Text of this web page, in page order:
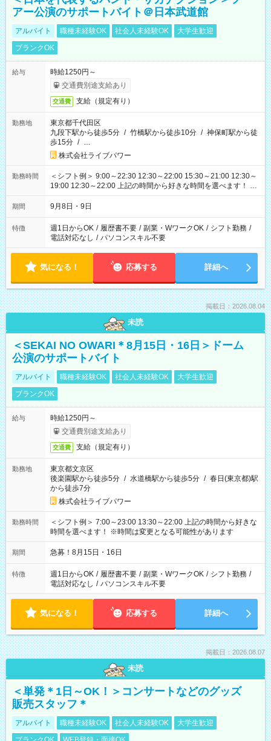
アー公演のサポートバイト＠日本武道館
アルバイト 職種未経験OK 社会人未経験OK
大学生歓迎
ブランクOK
給与
時給1250円～
交通費別途支給あり
交通費 支給（規定有り）
勤務地
東京都千代田区
九段下駅から徒歩5分 / 竹橋駅から徒歩10分 / 神保町駅から徒
歩15分 / …
株式会社ライブパワー
勤務時間
＜シフト例＞ 9:00～22:30 12:30～22:00 15:30～21:00 12:30～
19:00 12:30～22:00 上記の時間から好きな時間を選べます！ ※
時間は変更となる可能性があります
期間 9月8日・9日
特徴 週1日からOK / 履歴書不要 / 副業・WワークOK / シフト勤務 /
電話対応なし / パソコンスキル不要
気になる！ 応募する 詳細へ
掲載日：2026.08.04
未読
＜SEKAI NO OWARI＊8月15日・16日＞ドーム
公演のサポートバイト
アルバイト 職種未経験OK 社会人未経験OK
大学生歓迎
ブランクOK
給与
時給1250円～
交通費別途支給あり
交通費 支給（規定有り）
勤務地
東京都文京区
後楽園駅から徒歩5分 / 水道橋駅から徒歩5分 / 春日(東京都)駅
から徒歩7分
株式会社ライブパワー
勤務時間
＜シフト例＞ 7:00～23:00 13:30～22:00 上記の時間から好きな
時間を選べます！ ※時間は変更となる可能性があります
期間 急募！8月15日・16日
特徴 週1日からOK / 履歴書不要 / 副業・WワークOK / シフト勤務 /
電話対応なし / パソコンスキル不要
気になる！ 応募する 詳細へ
掲載日：2026.08.07
未読
＜単発＊1日～OK！＞コンサートなどのグッズ
販売スタッフ＊
アルバイト 職種未経験OK 社会人未経験OK
大学生歓迎